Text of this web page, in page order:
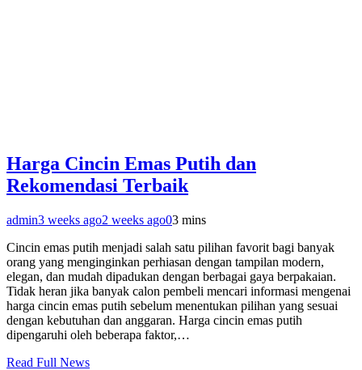
Harga Cincin Emas Putih dan
Rekomendasi Terbaik
admin3 weeks ago2 weeks ago03 mins
Cincin emas putih menjadi salah satu pilihan favorit bagi banyak
orang yang menginginkan perhiasan dengan tampilan modern,
elegan, dan mudah dipadukan dengan berbagai gaya berpakaian.
Tidak heran jika banyak calon pembeli mencari informasi mengenai
harga cincin emas putih sebelum menentukan pilihan yang sesuai
dengan kebutuhan dan anggaran. Harga cincin emas putih
dipengaruhi oleh beberapa faktor,…
Read Full News